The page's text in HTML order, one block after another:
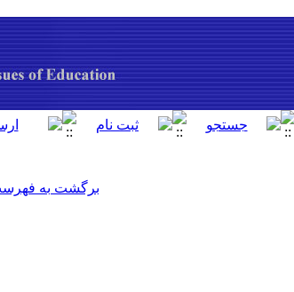
برگشت به